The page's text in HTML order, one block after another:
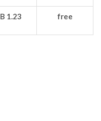
free
1.23 GB